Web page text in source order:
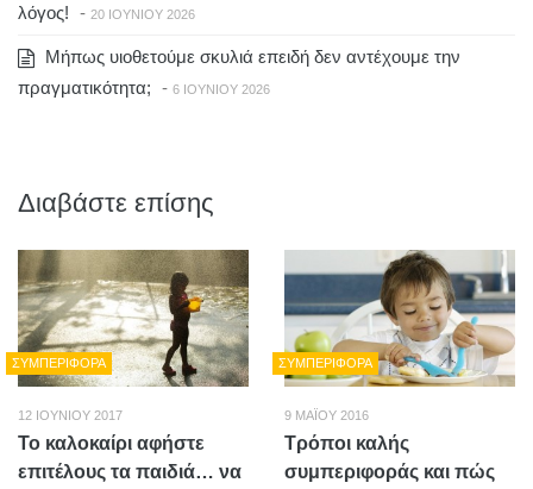
λόγος! - 20 ΙΟΥΝΊΟΥ 2026
Μήπως υιοθετούμε σκυλιά επειδή δεν αντέχουμε την
πραγματικότητα; - 6 ΙΟΥΝΊΟΥ 2026
Διαβάστε επίσης
ΣΥΜΠΕΡΙΦΟΡΆ
12 ΙΟΥΝΊΟΥ 2017
Το καλοκαίρι αφήστε
επιτέλους τα παιδιά… να
ΣΥΜΠΕΡΙΦΟΡΆ
9 ΜΑΪ́ΟΥ 2016
Τρόποι καλής
συμπεριφοράς και πώς